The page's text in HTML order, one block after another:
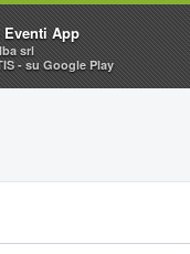
Eventi App
srl
- su Google Play